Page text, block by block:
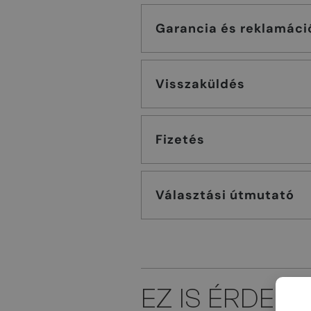
Garancia és
Visszaküldés
Fizetés
Választási útmutató
EZ IS